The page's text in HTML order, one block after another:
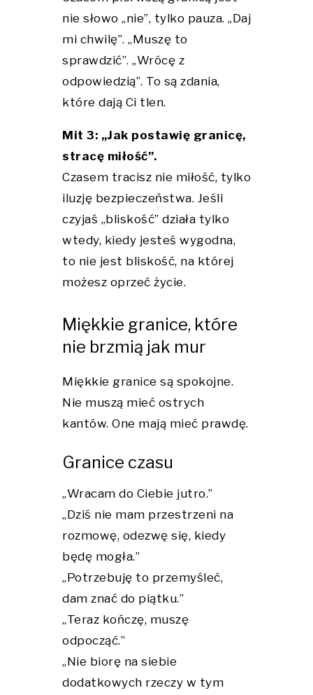
nie słowo „nie”, tylko pauza. „Daj
mi chwilę”. „Muszę to
sprawdzić”. „Wrócę z
odpowiedzią”. To są zdania,
które dają Ci tlen.
Mit 3: „Jak postawię granicę,
stracę miłość”.
Czasem tracisz nie miłość, tylko
iluzję bezpieczeństwa. Jeśli
czyjaś „bliskość” działa tylko
wtedy, kiedy jesteś wygodna,
to nie jest bliskość, na której
możesz oprzeć życie.
Miękkie granice, które
nie brzmią jak mur
Miękkie granice są spokojne.
Nie muszą mieć ostrych
kantów. One mają mieć prawdę.
Granice czasu
„Wracam do Ciebie jutro.”
„Dziś nie mam przestrzeni na
rozmowę, odezwę się, kiedy
będę mogła.”
„Potrzebuję to przemyśleć,
dam znać do piątku.”
„Teraz kończę, muszę
odpocząć.”
„Nie biorę na siebie
dodatkowych rzeczy w tym